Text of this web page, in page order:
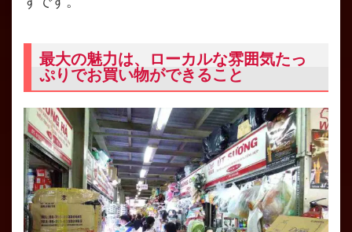
最大の魅力は、ローカルな雰囲気たっ
ぷりでお買い物ができること